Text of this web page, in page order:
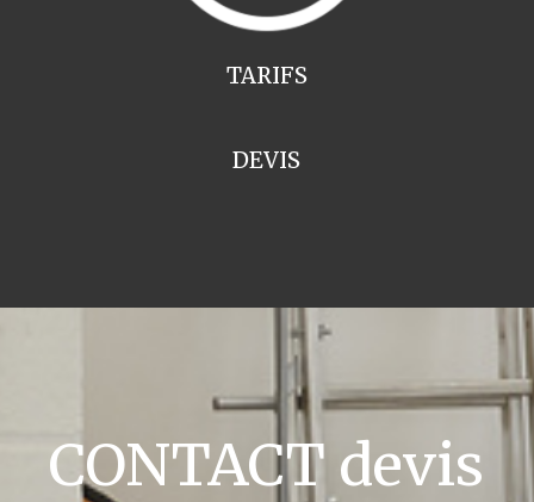
TARIFS
DEVIS
CONTACT devis